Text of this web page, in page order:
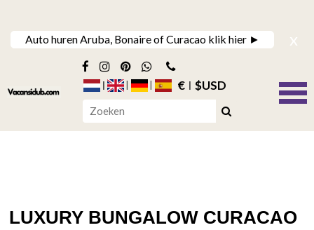
Auto huren Aruba, Bonaire of Curacao klik hier ► x
€ $USD
LUXURY BUNGALOW CURACAO